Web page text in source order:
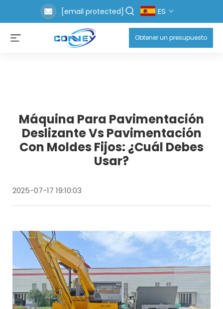
[email protected] ES
Obtener un presupuesto
Máquina Para Pavimentación
Deslizante Vs Pavimentación
Con Moldes Fijos: ¿cuál Debes
Usar?
2025-07-17 19:10:03